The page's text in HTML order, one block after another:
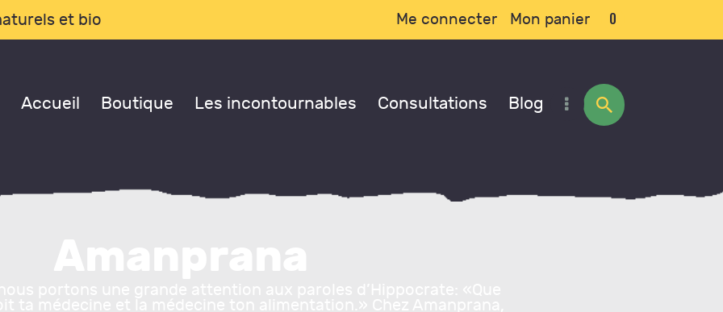
et bio Me connecter Mon panier 0
Accueil Boutique Les incontournables Consultations Blog